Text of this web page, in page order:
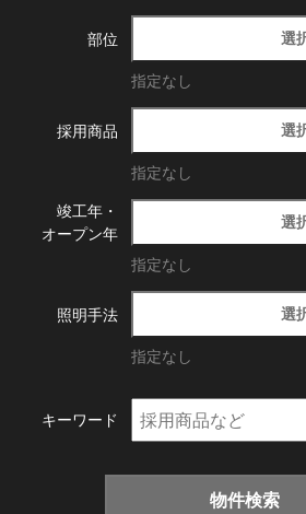
部位 選
指定なし
採用商品 選
指定なし
竣工年・
オープン年
選
指定なし
照明手法 選
指定なし
キーワード
物件検索